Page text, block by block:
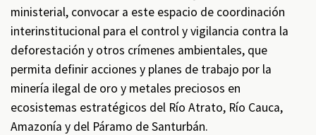
ministerial, convocar a este espacio de coordinación
interinstitucional para el control y vigilancia contra la
deforestación y otros crímenes ambientales, que
permita definir acciones y planes de trabajo por la
minería ilegal de oro y metales preciosos en
ecosistemas estratégicos del Río Atrato, Río Cauca,
Amazonía y del Páramo de Santurbán.